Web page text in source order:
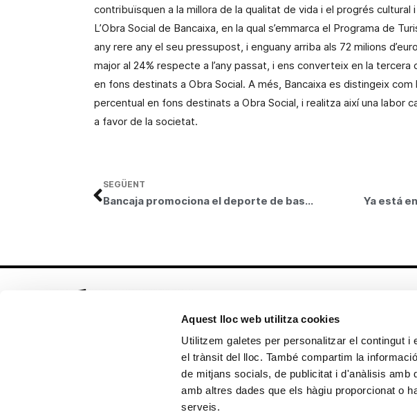
Aquest lloc web utilitza cookies
Utilitzem galetes per personalitzar el contingut
el trànsit del lloc. També compartim la
de mitjans socials, de publicitat i d'anàlisis amb
amb altres dades que els hàgiu proporcionat o
serveis.
contribuïsquen a la millora de la qualitat de vida i el progrés cultural
L’Obra Social de Bancaixa, en la qual s’emmarca el Programa de
any rere any el seu pressupost, i enguany arriba als 72 milions
major al 24% respecte a l’any passat, i ens converteix en la tercera
en fons destinats a Obra Social. A més, Bancaixa es distingeix com
percentual en fons destinats a Obra Social, i realitza així una labor
a favor de la societat.
SEGÜENT
Bancaja promociona el deporte de base a través del COTIF
Comunicació
Colecció d’art